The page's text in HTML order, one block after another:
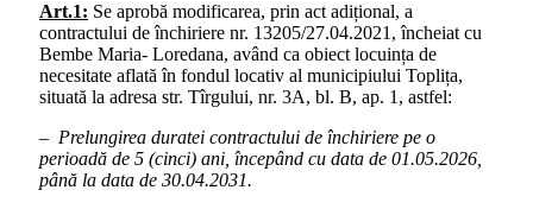
Art.1: Se aprobă modificarea, prin act adițional, a
contractului de închiriere nr. 13205/27.04.2021, încheiat cu
Bembe Maria- Loredana, având ca obiect locuința de
necesitate aflată în fondul locativ al municipiului Toplița,
situată la adresa str. Tîrgului, nr. 3A, bl. B, ap. 1, astfel:
– Prelungirea duratei contractului de închiriere pe o
perioadă de 5 (cinci) ani, începând cu data de 01.05.2026,
până la data de 30.04.2031.